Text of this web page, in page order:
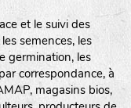
et le suivi des
semences, les
germination, les
correspondance, à
magasins bios,